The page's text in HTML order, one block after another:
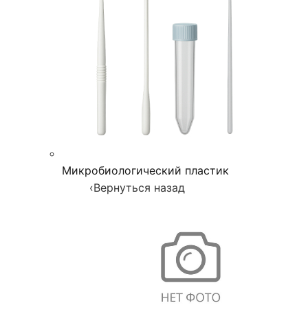
Микробиологический пластик
‹Вернуться назад